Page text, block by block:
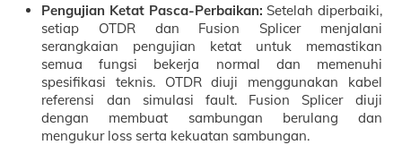
Pengujian Ketat Pasca-Perbaikan: Setelah diperbaiki,
setiap OTDR dan Fusion Splicer menjalani
serangkaian pengujian ketat untuk memastikan
semua fungsi bekerja normal dan memenuhi
spesifikasi teknis. OTDR diuji menggunakan kabel
referensi dan simulasi fault. Fusion Splicer diuji
dengan membuat sambungan berulang dan
mengukur loss serta kekuatan sambungan.